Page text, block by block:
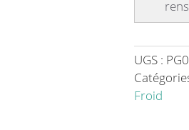
portes
-
1152
UGS :
Froid